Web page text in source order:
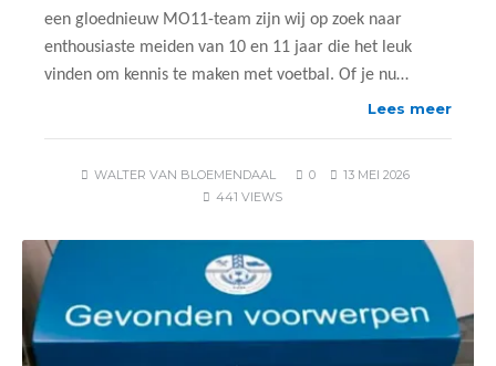
een gloednieuw MO11-team zijn wij op zoek naar
enthousiaste meiden van 10 en 11 jaar die het leuk
vinden om kennis te maken met voetbal. Of je nu…
Lees meer
WALTER VAN BLOEMENDAAL 0
13 MEI 2026
441 VIEWS